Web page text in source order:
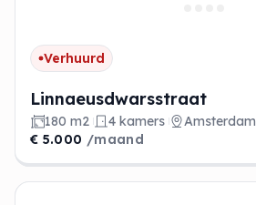
Verhuurd
Linnaeusdwarsstraat
180 m2 4 kamers
Amsterdam
€ 5.000 /maand